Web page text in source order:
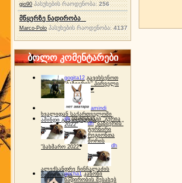
gio90 პასუხების რაოდენობა:256
მწყერზე ნადირობა
Marco-Polo პასუხების რაოდენობა:4137
ბოლო კომენტარები
gogita12 გავიხსენოთ
"ბაზიერის" პირველი
ტურნირი ❤
amindi
ხვალიდან საქართველოში
ამინდი გაუარესდება
dh სპორტინგი "გურია
2022"
dh "ბაზიერის"
ტურნირი
რეგიონთა
შორის
"ბახმარო 2022"
dh
ალექსანდრე ჩინჩალაძის
მემორიალიgocha1 კანონი
ნადირობის შესახებ